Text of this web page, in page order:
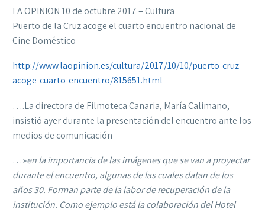
LA OPINION 10 de octubre 2017 – Cultura
Puerto de la Cruz acoge el cuarto encuentro nacional de
Cine Doméstico
http://www.laopinion.es/cultura/2017/10/10/puerto-cruz-
acoge-cuarto-encuentro/815651.html
….La directora de Filmoteca Canaria, María Calimano,
insistió ayer durante la presentación del encuentro ante los
medios de comunicación
…»en la importancia de las imágenes que se van a proyectar
durante el encuentro, algunas de las cuales datan de los
años 30. Forman parte de la labor de recuperación de la
institución. Como ejemplo está la colaboración del Hotel